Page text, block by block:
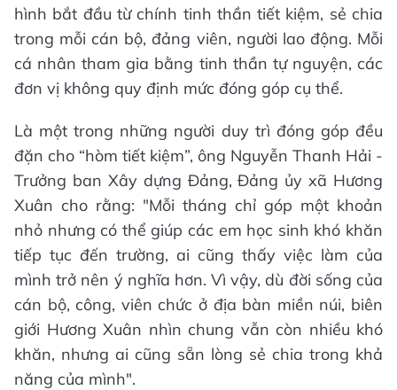
hình bắt đầu từ chính tinh thần tiết kiệm, sẻ chia
trong mỗi cán bộ, đảng viên, người lao động. Mỗi
cá nhân tham gia bằng tinh thần tự nguyện, các
đơn vị không quy định mức đóng góp cụ thể.
Là một trong những người duy trì đóng góp đều
đặn cho “hòm tiết kiệm”, ông Nguyễn Thanh Hải -
Trưởng ban Xây dựng Đảng, Đảng ủy xã Hương
Xuân cho rằng: "Mỗi tháng chỉ góp một khoản
nhỏ nhưng có thể giúp các em học sinh khó khăn
tiếp tục đến trường, ai cũng thấy việc làm của
mình trở nên ý nghĩa hơn. Vì vậy, dù đời sống của
cán bộ, công, viên chức ở địa bàn miền núi, biên
giới Hương Xuân nhìn chung vẫn còn nhiều khó
khăn, nhưng ai cũng sẵn lòng sẻ chia trong khả
năng của mình".